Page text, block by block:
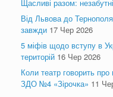
Щасливі разом:
Від Львова до
завжди 17 Чер 2026
5 міфів щодо вступу в
територій 16 Чер 2026
Коли театр говорить
ЗДО №4 «Зірочка» 11